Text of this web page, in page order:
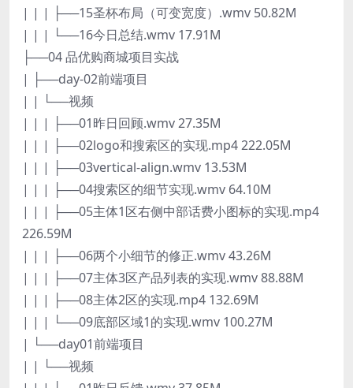
| | | ├──15圣杯布局（可变宽度）.wmv 50.82M
| | | └──16今日总结.wmv 17.91M
├──04 品优购商城项目实战
| ├──day-02前端项目
| | └──视频
| | | ├──01昨日回顾.wmv 27.35M
| | | ├──02logo和搜索区的实现.mp4 222.05M
| | | ├──03vertical-align.wmv 13.53M
| | | ├──04搜索区的细节实现.wmv 64.10M
| | | ├──05主体1区右侧中部话费小图标的实现.mp4
226.59M
| | | ├──06两个小细节的修正.wmv 43.26M
| | | ├──07主体3区产品列表的实现.wmv 88.88M
| | | ├──08主体2区的实现.mp4 132.69M
| | | └──09底部区域1的实现.wmv 100.27M
| └──day01前端项目
| | └──视频